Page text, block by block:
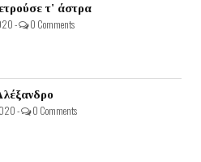
τ' άστρα
- 0 Comments
- 0 Comments